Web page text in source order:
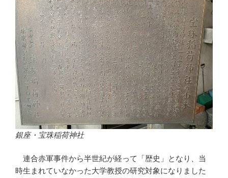
銀座・宝珠稲荷神社
連合赤軍事件から半世紀が経って「歴史」となり、当
時生まれていなかった大学教授の研究対象になりました